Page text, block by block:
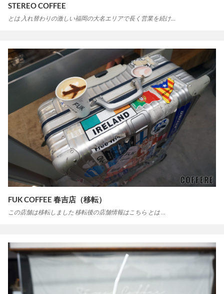
STEREO COFFEE
とは 入れ替わりの激しい福岡の大名エリアで長く営業を続け…
FUK COFFEE 春吉店（移転）
この店舗は移転しました 移転後の店舗情報はこちら とは …